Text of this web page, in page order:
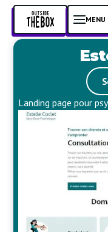
MENU
Landing page pour